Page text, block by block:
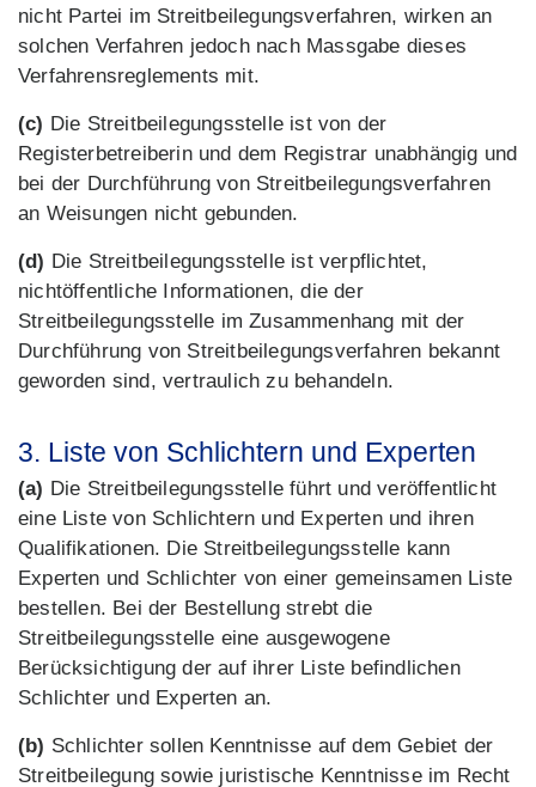
nicht Partei im Streitbeilegungsverfahren, wirken an
solchen Verfahren jedoch nach Massgabe dieses
Verfahrensreglements mit.
(c) Die Streitbeilegungsstelle ist von der
Registerbetreiberin und dem Registrar unabhängig und
bei der Durchführung von Streitbeilegungsverfahren
an Weisungen nicht gebunden.
(d) Die Streitbeilegungsstelle ist verpflichtet,
nichtöffentliche Informationen, die der
Streitbeilegungsstelle im Zusammenhang mit der
Durchführung von Streitbeilegungsverfahren bekannt
geworden sind, vertraulich zu behandeln.
3. Liste von Schlichtern und Experten
(a) Die Streitbeilegungsstelle führt und veröffentlicht
eine Liste von Schlichtern und Experten und ihren
Qualifikationen. Die Streitbeilegungsstelle kann
Experten und Schlichter von einer gemeinsamen Liste
bestellen. Bei der Bestellung strebt die
Streitbeilegungsstelle eine ausgewogene
Berücksichtigung der auf ihrer Liste befindlichen
Schlichter und Experten an.
(b) Schlichter sollen Kenntnisse auf dem Gebiet der
Streitbeilegung sowie juristische Kenntnisse im Recht